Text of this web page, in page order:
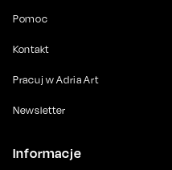
Pomoc
Kontakt
Pracuj w Adria Art
Newsletter
Informacje